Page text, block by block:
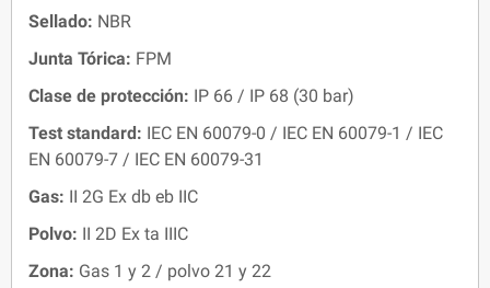
Sellado: NBR
Junta Tórica: FPM
Clase de protección: IP 66 / IP 68 (30 bar)
Test standard : IEC EN 60079-0 / IEC EN 60079-1 / IEC
EN 60079-7 / IEC EN 60079-31
Gas: II 2G Ex db eb IIC
Polvo: II 2D Ex ta IIIC
Zona: Gas 1 y 2 / polvo 21 y 22